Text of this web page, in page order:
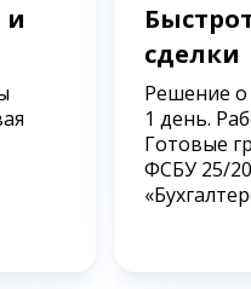
и
сделки
Решение
1 день.
Готовые
ФСБУ 25/